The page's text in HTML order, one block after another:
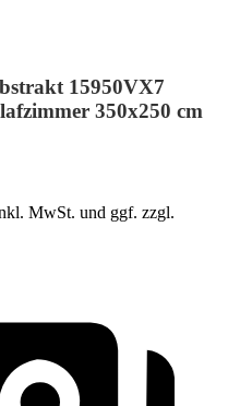
15950VX7
350x250 cm
MwSt. und ggf. zzgl.